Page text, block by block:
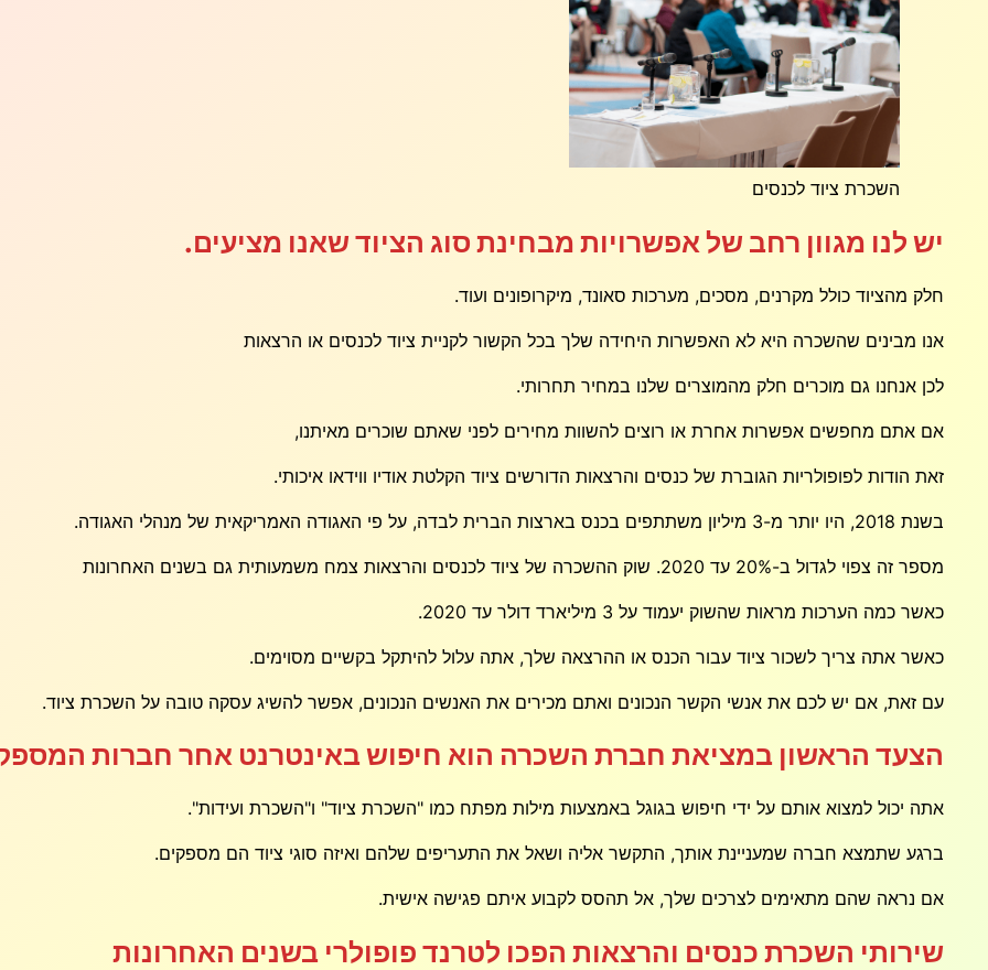
השכרת ציוד לכנסים
יש לנו מגוון רחב של אפשרויות מבחינת סוג הציוד שאנו מציעים.
חלק מהציוד כולל מקרנים, מסכים, מערכות סאונד, מיקרופונים ועוד.
אנו מבינים שהשכרה היא לא האפשרות היחידה שלך בכל הקשור לקניית ציוד לכנסים או הרצאות
לכן אנחנו גם מוכרים חלק מהמוצרים שלנו במחיר תחרותי.
אם אתם מחפשים אפשרות אחרת או רוצים להשוות מחירים לפני שאתם שוכרים מאיתנו,
זאת הודות לפופולריות הגוברת של כנסים והרצאות הדורשים ציוד הקלטת אודיו ווידאו איכותי.
בשנת 2018, היו יותר מ-3 מיליון משתתפים בכנס בארצות הברית לבדה, על פי האגודה האמריקאית של מנהלי האגודה.
מספר זה צפוי לגדול ב-20% עד 2020. שוק ההשכרה של ציוד לכנסים והרצאות צמח משמעותית גם בשנים האחרונות
כאשר כמה הערכות מראות שהשוק יעמוד על 3 מיליארד דולר עד 2020.
כאשר אתה צריך לשכור ציוד עבור הכנס או ההרצאה שלך, אתה עלול להיתקל בקשיים מסוימים.
עם זאת, אם יש לכם את אנשי הקשר הנכונים ואתם מכירים את האנשים הנכונים, אפשר להשיג עסקה טובה על השכרת ציוד.
הצעד הראשון במציאת חברת השכרה הוא חיפוש באינטרנט אחר חברות
אתה יכול למצוא אותם על ידי חיפוש בגוגל באמצעות מילות מפתח כמו "השכרת ציוד" ו"השכרת ועידות".
ברגע שתמצא חברה שמעניינת אותך, התקשר אליה ושאל את התעריפים שלהם ואיזה סוגי ציוד הם מספקים.
אם נראה שהם מתאימים לצרכים שלך, אל תהסס לקבוע איתם פגישה אישית.
שירותי השכרת כנסים והרצאות הפכו לטרנד פופולרי בשנים האחרונות